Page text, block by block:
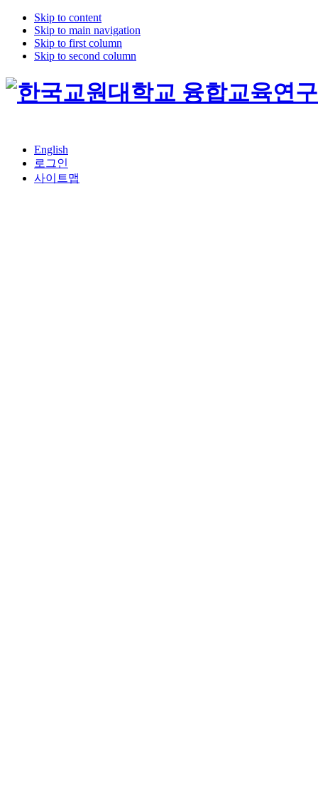
Skip to content
Skip to main navigation
Skip to first column
Skip to second column
English
로그인
사이트맵